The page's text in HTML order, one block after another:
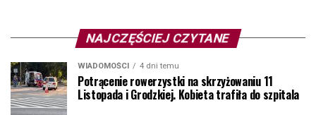
NAJCZĘŚCIEJ CZYTANE
WIADOMOŚCI 4 dni temu
Potrącenie rowerzystki na skrzyżowaniu 11
Listopada i Grodzkiej. Kobieta trafiła do szpitala